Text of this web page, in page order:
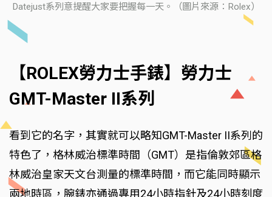
Datejust系列意提醒大家要把握每一天。（圖片來源：Rolex）
【ROLEX勞力士手錶】勞力士
GMT-Master II系列
看到它的名字，其實就可以略知GMT-Master II系列的
特色了，格林威治標準時間（GMT）是指倫敦郊區格
林威治皇家天文台測量的標準時間，而它能同時顯示
兩地時區，腕錶亦通過專用24小時指針及24小時刻度